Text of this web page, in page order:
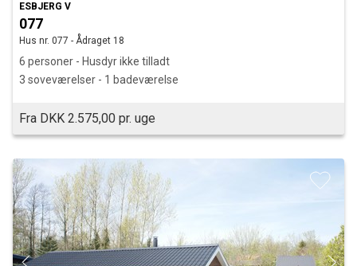
ESBJERG V
077
Hus nr. 077 - Ådraget 18
6 personer - Husdyr ikke tilladt
3 soveværelser - 1 badeværelse
Fra DKK 2.575,00 pr. uge